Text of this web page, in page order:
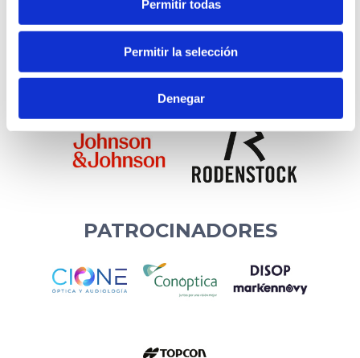
Permitir todas
Permitir la selección
Denegar
PATROCINADORES